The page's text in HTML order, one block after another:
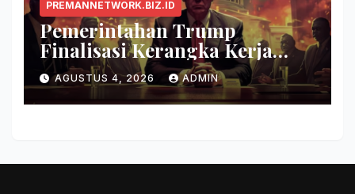
PREMANNETWORK.BIZ.ID
Pemerintahan Trump
Finalisasi Kerangka Kerja
Evaluasi Model AI Baru
AGUSTUS 4, 2026 ADMIN